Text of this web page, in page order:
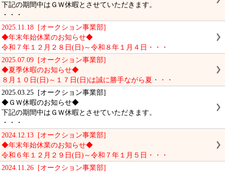
下記の期間中はＧＷ休暇とさせていただきます。
・・・
2025.11.18 [オークション事業部]
◆年末年始休業のお知らせ◆
令和７年１２月２８日(日)～令和８年１月４日・・・
2025.07.09 [オークション事業部]
◆夏季休暇のお知らせ◆
８月１０日(日)～１７日(日)は誠に勝手ながら夏・・・
2025.03.25 [オークション事業部]
◆ＧＷ休暇のお知らせ◆
下記の期間中はＧＷ休暇とさせていただきます。
・・・
2024.12.13 [オークション事業部]
◆年末年始休業のお知らせ◆
令和６年１２月２９日(日)～令和７年１月５日・・・
2024.11.26 [オークション事業部]